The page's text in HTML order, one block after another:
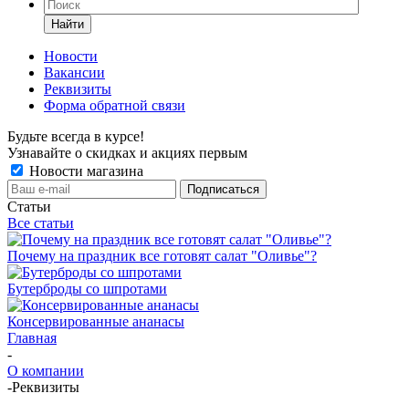
Найти
Новости
Вакансии
Реквизиты
Форма обратной связи
Будьте всегда в курсе!
Узнавайте о скидках и акциях первым
Новости магазина
Статьи
Все статьи
Почему на праздник все готовят салат "Оливье"?
Бутерброды со шпротами
Консервированные ананасы
Главная
-
О компании
-Реквизиты